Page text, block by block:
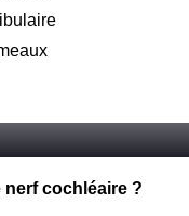
nerf cochléaire ?